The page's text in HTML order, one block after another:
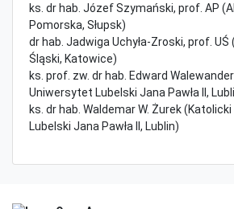
ks. dr hab. Józef Szymański, prof. AP
Pomorska, Słupsk)
dr hab. Jadwiga Uchyła-Zroski, prof.
Śląski, Katowice)
ks. prof. zw. dr hab. Edward
Uniwersytet Lubelski Jana Pawła II,
ks. dr hab. Waldemar W. Żurek
Lubelski Jana Pawła II, Lublin)